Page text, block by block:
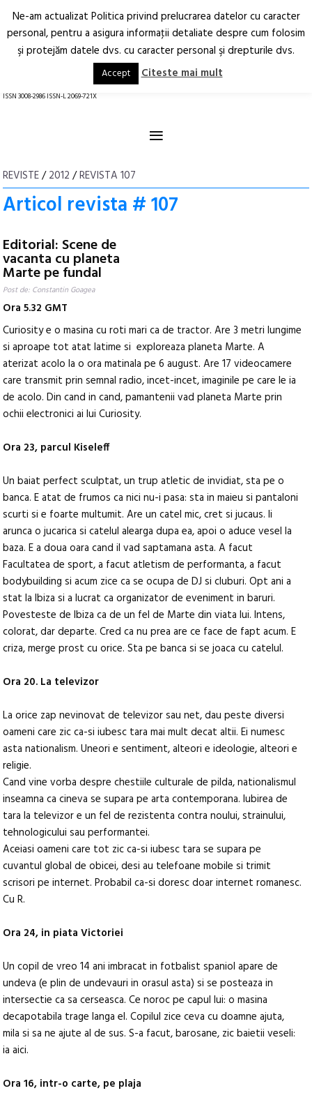
Arhitectură.
Oraș.
RO EN
ISSN 3008-2986 ISSN-L 2069-721X
≡
REVISTE/2012 /REVISTA 107
Articol revista # 107
Editorial: Scene de
vacanta cu planeta
Marte pe fundal
Post de: Constantin Goagea
Ora 5.32 GMT
Curiosity e o masina cu roti mari ca de tractor. Are 3 metri lungime
si aproape tot atat latime si exploreaza planeta Marte. A
aterizat acolo la o ora matinala pe 6 august. Are 17 videocamere
care transmit prin semnal radio, incet-incet, imaginile pe care le ia
de acolo. Din cand in cand, pamantenii vad planeta Marte prin
ochii electronici ai lui Curiosity.
Ora 23, parcul Kiseleff
Un baiat perfect sculptat, un trup atletic de invidiat, sta pe o
banca. E atat de frumos ca nici nu-i pasa: sta in maieu si pantaloni
scurti si e foarte multumit. Are un catel mic, cret si jucaus. Ii
arunca o jucarica si catelul alearga dupa ea, apoi o aduce vesel la
baza. E a doua oara cand il vad saptamana asta. A facut
Facultatea de sport, a facut atletism de performanta, a facut
bodybuilding si acum zice ca se ocupa de DJ si cluburi. Opt ani a
stat la Ibiza si a lucrat ca organizator de eveniment in baruri.
Povesteste de Ibiza ca de un fel de Marte din viata lui. Intens,
colorat, dar departe. Cred ca nu prea are ce face de fapt acum. E
criza, merge prost cu orice. Sta pe banca si se joaca cu catelul.
Ora 20. La televizor
La orice zap nevinovat de televizor sau net, dau peste diversi
oameni care zic ca-si iubesc tara mai mult decat altii. Ei numesc
asta nationalism. Uneori e sentiment, alteori e ideologie, alteori e
religie.
Cand vine vorba despre chestiile culturale de pilda, nationalismul
inseamna ca cineva se supara pe arta contemporana. Iubirea de
tara la televizor e un fel de rezistenta contra noului, strainului,
tehnologicului sau performantei.
Aceiasi oameni care tot zic ca-si iubesc tara se supara pe
cuvantul global de obicei, desi au telefoane mobile si trimit
scrisori pe internet. Probabil ca-si doresc doar internet romanesc.
Cu R.
Ora 24, in piata Victoriei
Un copil de vreo 14 ani imbracat in fotbalist spaniol apare de
undeva (e plin de undevauri in orasul asta) si se posteaza in
intersectie ca sa cerseasca. Ce noroc pe capul lui: o masina
decapotabila trage langa el. Copilul zice ceva cu doamne ajuta,
mila si sa ne ajute al de sus. S-a facut, barosane, zic baietii veseli:
ia aici.
Ora 16, intr-o carte, pe plaja
Ne-am actualizat Politica privind prelucrarea datelor cu caracter
personal, pentru a asigura informaţii detaliate despre cum folosim
şi protejăm datele dvs. cu caracter personal şi drepturile dvs.
Accept Citeste mai mult